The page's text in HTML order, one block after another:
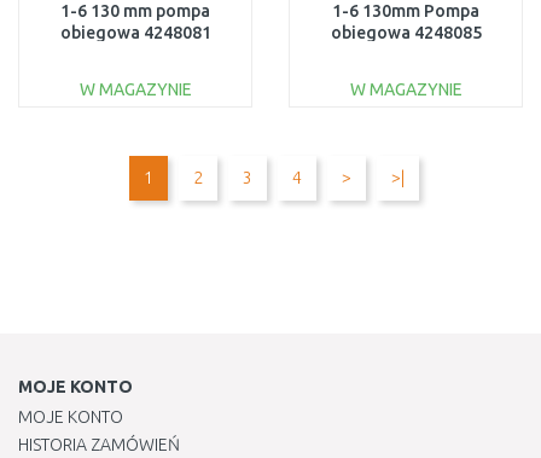
1-6 130 mm pompa
obiegowa 4248081
W MAGAZYNIE
Do porównania
1-6 130mm Pompa
obiegowa 4248085
W MAGAZYNIE
Do porównania
1 2 3 4 > >|
MOJE KONTO
MOJE KONTO
HISTORIA ZAMÓWIEŃ